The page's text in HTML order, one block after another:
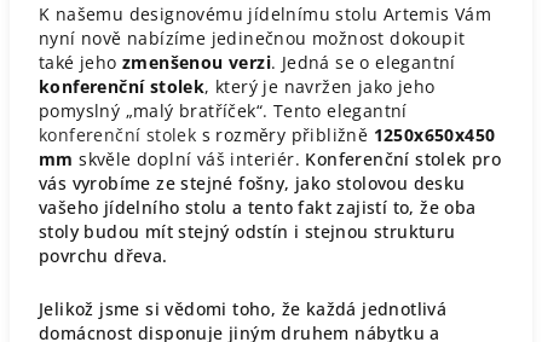
K našemu designovému jídelnímu stolu Artemis Vám
nyní nově nabízíme jedinečnou možnost dokoupit
také jehozmenšenou verzi. Jedná se o elegantní
konferenční stolek, který je navržen jako jeho
pomyslný „malý bratříček“. Tento elegantní
konferenční stolek s rozměry přibližně 1250x650x450
mm skvěle doplní váš interiér. Konferenční stolek pro
vás vyrobíme ze stejné fošny, jako stolovou desku
vašeho jídelního stolu a tento fakt zajistí to, že oba
stoly budou mít stejný odstín i stejnou strukturu
povrchu dřeva.
Jelikož jsme si vědomi toho, že každá jednotlivá
domácnost disponuje jiným druhem nábytku a